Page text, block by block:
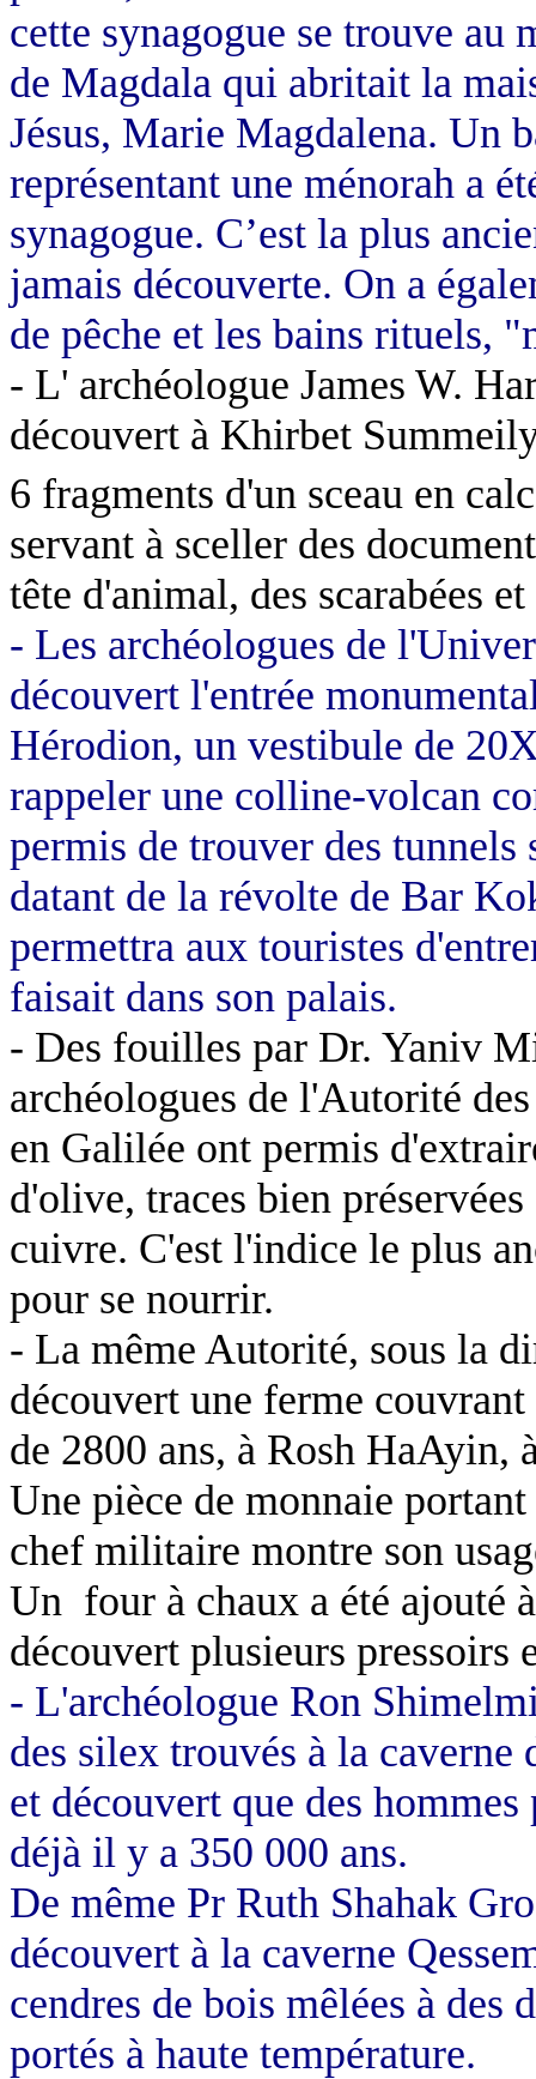
cette synagogue se trouve au
de Magdala qui abritait la
Jésus, Marie Magdalena. Un
représentant une ménorah a
synagogue. C’est la plus
jamais découverte. On a
de pêche et les bains rituels,
- L' archéologue James W.
découvert à Khirbet
6 fragments d'un sceau en
servant à sceller des
tête d'animal, des scarabées
- Les archéologues de
découvert l'entrée
Hérodion, un vestibule de
rappeler une colline-volcan
permis de trouver des tunnels
datant de la révolte de Bar
permettra aux touristes
faisait dans son palais.
- Des fouilles par Dr. Yaniv
archéologues de l'Autorité
en Galilée ont permis
d'olive, traces bien
cuivre. C'est l'indice le plus
pour se nourrir.
- La même Autorité, sous la
découvert une ferme couvrant
de 2800 ans, à Rosh HaAyin,
Une pièce de monnaie
chef militaire montre son
Un four à chaux a été ajouté
découvert plusieurs pressoirs
- L'archéologue Ron
des silex trouvés à la caverne
et découvert que des
déjà il y a 350 000 ans.
De même Pr Ruth Shahak
découvert à la caverne
cendres de bois mêlées à des
portés à haute température.